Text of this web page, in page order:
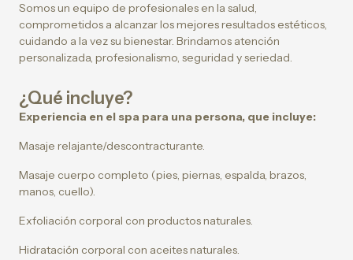
Somos un equipo de profesionales en la salud,
comprometidos a alcanzar los mejores resultados estéticos,
cuidando a la vez su bienestar. Brindamos atención
personalizada, profesionalismo, seguridad y seriedad.
¿Qué incluye?
Experiencia en el spa para una persona, que incluye:
Masaje relajante/descontracturante.
Masaje cuerpo completo (pies, piernas, espalda, brazos,
manos, cuello).
Exfoliación corporal con productos naturales.
Hidratación corporal con aceites naturales.